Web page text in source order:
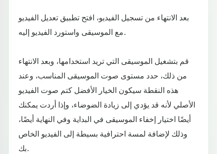
بعد الانتهاء من تسجيل الفيديو، افتح تطبيق تعديل الفيديو
مع الموسيقى واستورد الفيديو إليه.
قم بتشغيل الموسيقى التي تريد استخدامها، وبعد الانتهاء
من ذلك، حدد مستوى صوت الموسيقى المناسب، وعند
هذه النقطة سيكون الخيار الأفضل كتم صوت الفيديو
الأصلي لأنه قد يؤدي إلى زيادة الضوضاء، وإذا أردت يمكنك
أيضًا اختيار إخفاء الموسيقى في البداية وفي النهاية أيضًا،
وذلك لإضافة لمسة احترافية بسيطة إلى الفيديو الخاص
بك.